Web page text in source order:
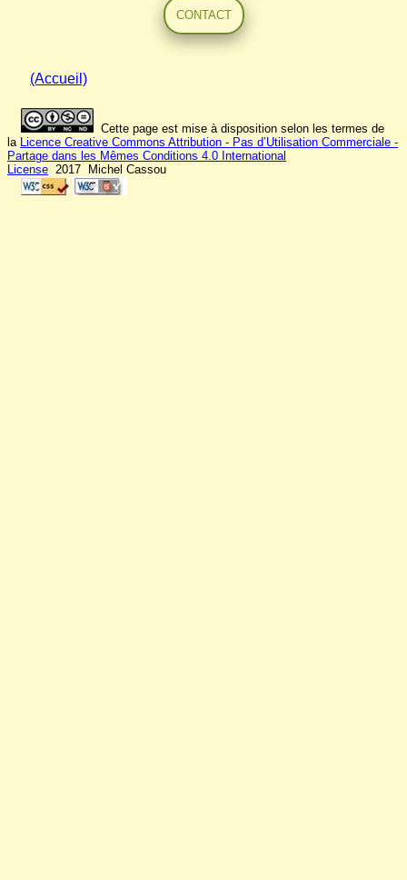
CONTACT
(Accueil)
Cette page est mise à disposition selon les termes de
la Licence Creative Commons Attribution - Pas d’Utilisation Commerciale -
Partage dans les Mêmes Conditions 4.0 International
License 2017 Michel Cassou